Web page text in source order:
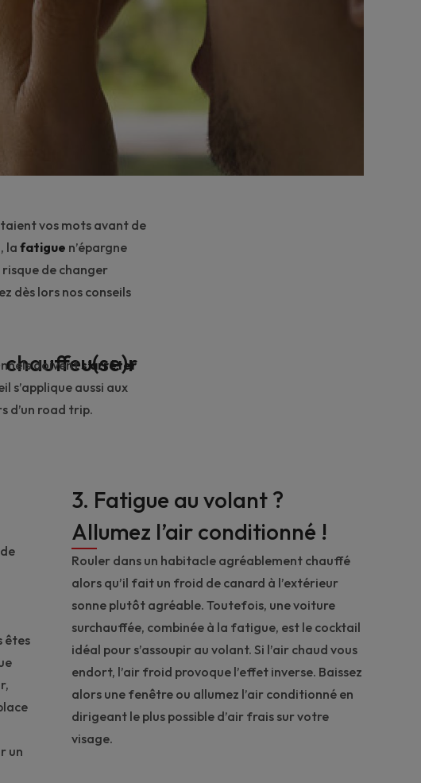
vos mots avant de
la fatigue n’épargne
de changer
dès lors nos conseils
doivents’arrêter
s’applique aussi aux
d’un road trip.
êtes
un
3. Fatigue au volant ?
Allumez l’air conditionné !
Rouler dans un habitacle agréablement chauffé
alors qu’il fait un froid de canard à l’extérieur
sonne plutôt agréable. Toutefois, une voiture
surchauffée, combinée à la fatigue, est le cocktail
idéal pour s’assoupir au volant. Si l’air chaud vous
endort, l’air froid provoque l’effet inverse. Baissez
alors une fenêtre ou allumez l’air conditionné en
dirigeant le plus possible d’air frais sur votre
visage.